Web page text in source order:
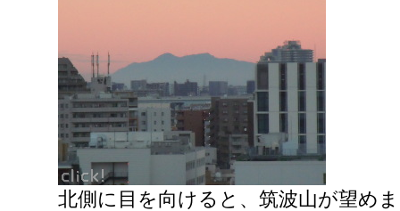
北側に目を向けると、筑波山が望め